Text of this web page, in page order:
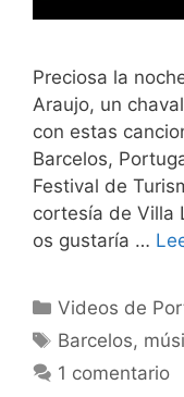
Preciosa la
Araujo, un
con estas
Barcelos,
Festival de
cortesía de Villa
os gustaría …
Categorías
Videos de
Etiquetas
Barcelos,
1 comentario